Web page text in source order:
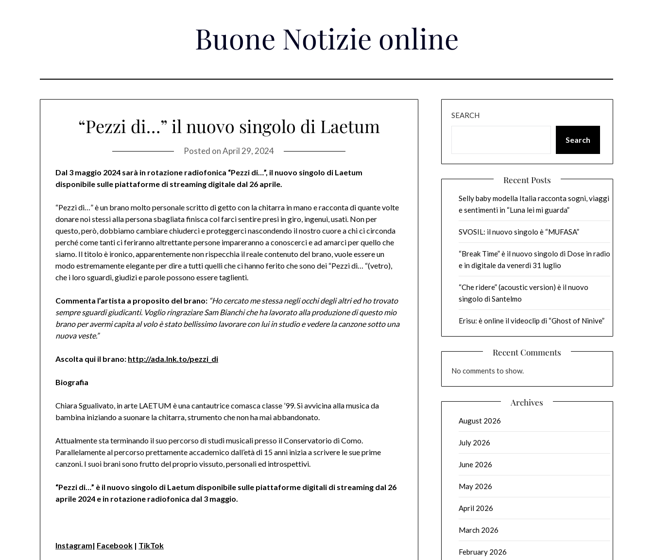
Buone Notizie online
“Pezzi di…” il nuovo singolo di Laetum
Posted onApril 29, 2024
Dal 3 maggio 2024 sarà in rotazione radiofonica “Pezzi di…”, il nuovo singolo di Laetum
disponibile sulle piattaforme di streaming digitale dal 26 aprile.
“Pezzi di…” è un brano molto personale scritto di getto con la chitarra in mano e racconta di quante volte
donare noi stessi alla persona sbagliata finisca col farci sentire presi in giro, ingenui, usati. Non per
questo, però, dobbiamo cambiare chiuderci e proteggerci nascondendo il nostro cuore a chi ci circonda
perché come tanti ci feriranno altrettante persone impareranno a conoscerci e ad amarci per quello che
siamo. Il titolo è ironico, apparentemente non rispecchia il reale contenuto del brano, vuole essere un
modo estremamente elegante per dire a tutti quelli che ci hanno ferito che sono dei “Pezzi di… “(vetro),
che i loro sguardi, giudizi e parole possono essere taglienti.
Commenta l’artista a proposito del brano: “Ho cercato me stessa negli occhi degli altri ed ho trovato
sempre sguardi giudicanti. Voglio ringraziare Sam Bianchi che ha lavorato alla produzione di questo mio
brano per avermi capita al volo è stato bellissimo lavorare con lui in studio e vedere la canzone sotto una
nuova veste.”
Ascolta qui il brano: http://ada.lnk.to/pezzi_di
Biografia
Chiara Sgualivato, in arte LAETUM è una cantautrice comasca classe ’99. Si avvicina alla musica da
bambina iniziando a suonare la chitarra, strumento che non ha mai abbandonato.
Attualmente sta terminando il suo percorso di studi musicali presso il Conservatorio di Como.
Parallelamente al percorso prettamente accademico dall’età di 15 anni inizia a scrivere le sue prime
canzoni. I suoi brani sono frutto del proprio vissuto, personali ed introspettivi.
“Pezzi di…” è il nuovo singolo di Laetum disponibile sulle piattaforme digitali di streaming dal 26
aprile 2024 e in rotazione radiofonica dal 3 maggio.
Instagram| Facebook | TikTok
SEARCH
Search
Recent Posts
Selly baby modella Italia racconta sogni, viaggi
e sentimenti in “Luna lei mi guarda”
SVOSIL: il nuovo singolo è “MUFASA”
“Break Time” è il nuovo singolo di Dose in radio
e in digitale da venerdì 31 luglio
“Che ridere” (acoustic version) è il nuovo
singolo di Santelmo
Erisu: è online il videoclip di “Ghost of Ninive”
Recent Comments
No comments to show.
Archives
August 2026
July 2026
June 2026
May 2026
April 2026
March 2026
February 2026